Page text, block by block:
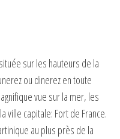
sur les hauteurs de la
ou dinerez en toute
vue sur la mer, les
ville capitale: Fort de France.
au plus près de la